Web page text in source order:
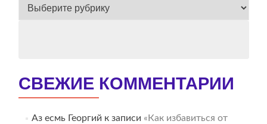
ВЕСЬ
СВЕЖИЕ КОММЕНТАРИИ
Аз есмь Георгий к записи «Как избавиться от